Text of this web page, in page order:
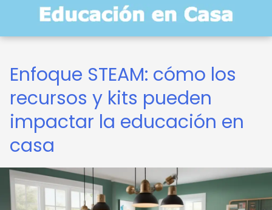
Enfoque STEAM: cómo los
recursos y kits pueden
impactar la educación en
casa